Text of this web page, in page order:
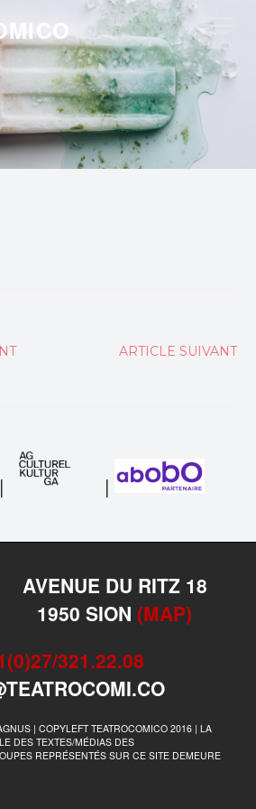
ARTICLE SUIVANT
| |
AVENUE DU RITZ 18
1950 SION (MAP)
321.22.08
| COPYLEFT TEATROCOMICO 2016 | LA
DES TEXTES/MÉDIAS DES
REPRÉSENTÉS SUR CE SITE DEMEURE